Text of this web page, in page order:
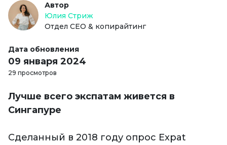
Автор
Юлия Стриж
Отдел СЕО & копирайтинг
Дата обновления
09 января 2024
29 просмотров
Лучше всего экспатам живется в
Сингапуре
Сделанный в 2018 году опрос Expat